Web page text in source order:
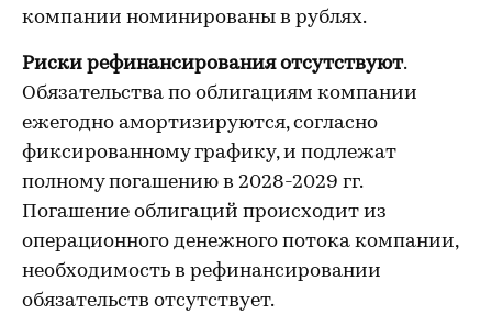
компании номинированы в рублях.
Риски рефинансирования отсутствуют.
Обязательства по облигациям компании
ежегодно амортизируются, согласно
фиксированному графику, и подлежат
полному погашению в 2028-2029 гг.
Погашение облигаций происходит из
операционного денежного потока компании,
необходимость в рефинансировании
обязательств отсутствует.